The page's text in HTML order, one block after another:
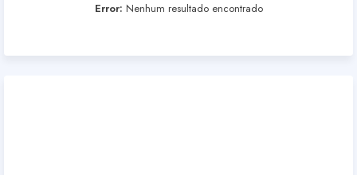
Error: Nenhum resultado encontrado